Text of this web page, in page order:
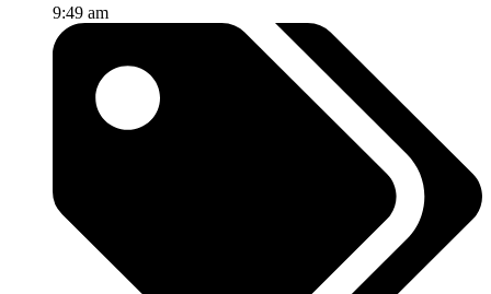
9:49 am